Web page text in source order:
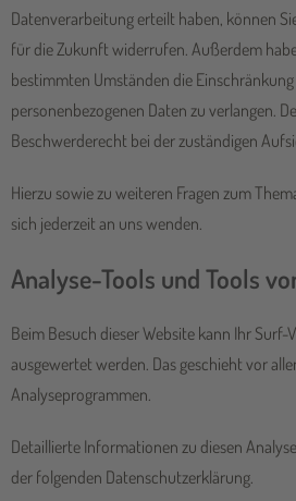
Datenverarbeitung erteilt haben, können
für die Zukunft widerrufen. Außerdem
bestimmten Umständen die
personenbezogenen Daten zu verlangen.
Beschwerderecht bei der zuständigen
Hierzu sowie zu weiteren Fragen zum
sich jederzeit an uns wenden.
Analyse-Tools und Tools
Beim Besuch dieser Website kann Ihr Surf-
ausgewertet werden. Das geschieht vor
Analyseprogrammen.
Detaillierte Informationen zu diesen
der folgenden Datenschutzerklärung.